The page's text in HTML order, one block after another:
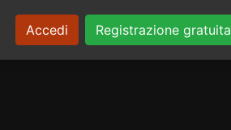
Accedi Registrazione gratuita